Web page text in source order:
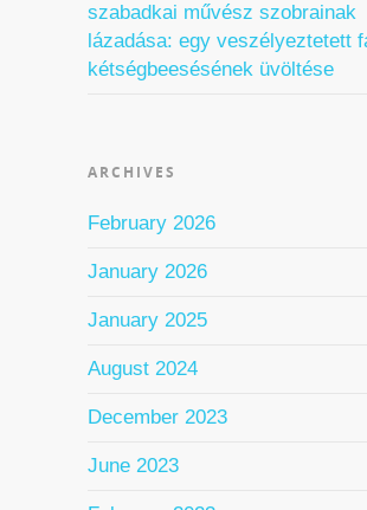
szabadkai művész szobrainak
lázadása: egy veszélyeztetett
kétségbeesésének üvöltése
ARCHIVES
February 2026
January 2026
January 2025
August 2024
December 2023
June 2023